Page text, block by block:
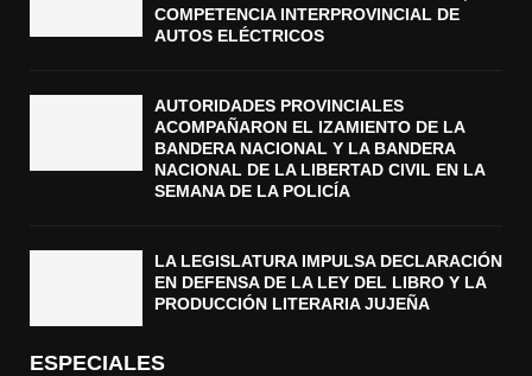
COMPETENCIA INTERPROVINCIAL DE
AUTOS ELÉCTRICOS
AUTORIDADES PROVINCIALES
ACOMPAÑARON EL IZAMIENTO DE LA
BANDERA NACIONAL Y LA BANDERA
NACIONAL DE LA LIBERTAD CIVIL EN LA
SEMANA DE LA POLICÍA
LA LEGISLATURA IMPULSA DECLARACIÓN
EN DEFENSA DE LA LEY DEL LIBRO Y LA
PRODUCCIÓN LITERARIA JUJEÑA
ESPECIALES